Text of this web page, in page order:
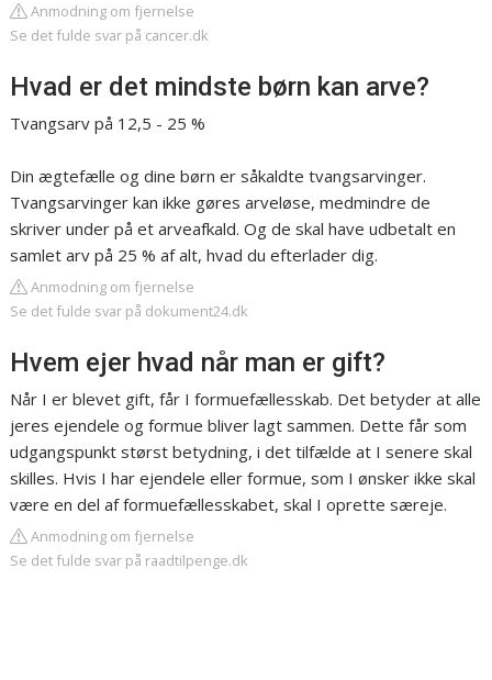
Anmodning om fjernelse
Se det fulde svar på cancer.dk
Hvad er det mindste børn kan arve?
Tvangsarv på 12,5 - 25 %
Din ægtefælle og dine børn er såkaldte tvangsarvinger.
Tvangsarvinger kan ikke gøres arveløse, medmindre de
skriver under på et arveafkald. Og de skal have udbetalt en
samlet arv på 25 % af alt, hvad du efterlader dig.
Anmodning om fjernelse
Se det fulde svar på dokument24.dk
Hvem ejer hvad når man er gift?
Når I er blevet gift, får I formuefællesskab. Det betyder at alle
jeres ejendele og formue bliver lagt sammen. Dette får som
udgangspunkt størst betydning, i det tilfælde at I senere skal
skilles. Hvis I har ejendele eller formue, som I ønsker ikke skal
være en del af formuefællesskabet, skal I oprette særeje.
Anmodning om fjernelse
Se det fulde svar på raadtilpenge.dk